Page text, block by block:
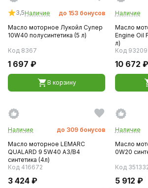
3,5Наличие до 153 бонусов
Масло моторное Лукойл Супер
10W40 полусинтетика (5 л)
Код 8367
1 697 ₽
В корзину
Наличие
Масло
Engine Oil
л)
Код 93209
10 672 ₽
Наличие до 309 бонусов
Масло моторное LEMARC
QUALARD 9 5W40 A3/B4
синтетика (4л)
Код 416672
3 424 ₽
Наличие
Масло
0W20
Код
5 912 ₽